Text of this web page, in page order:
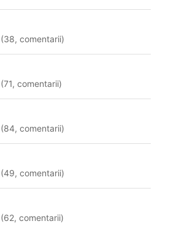
(38,comentarii)
(71,comentarii)
(84,comentarii)
(49,comentarii)
(62,comentarii)